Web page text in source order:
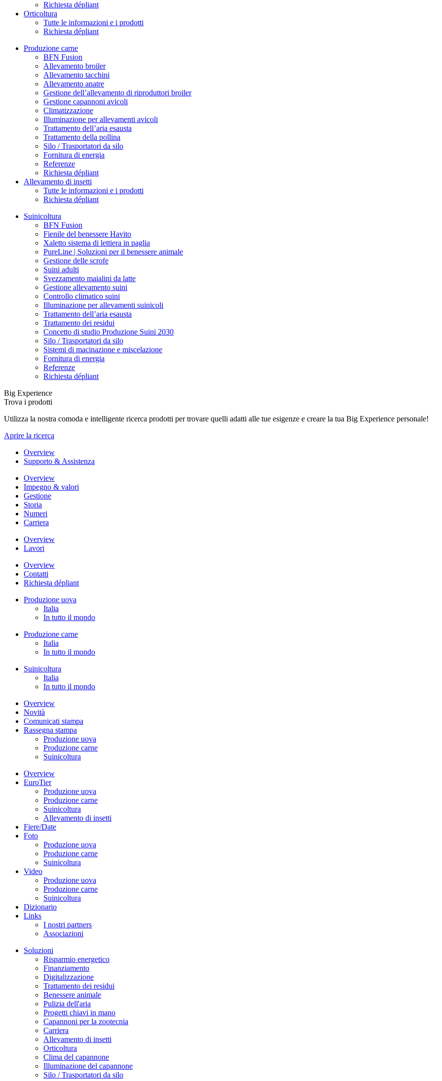
Richiesta dépliant
Orticoltura
Tutte le informazioni e i prodotti
Richiesta dépliant
Produzione carne
BFN Fusion
Allevamento broiler
Allevamento tacchini
Allevamento anatre
Gestione dell’allevamento di riproduttori broiler
Gestione capannoni avicoli
Climatizzazione
Illuminazione per allevamenti avicoli
Trattamento dell’aria esausta
Trattamento della pollina
Silo / Trasportatori da silo
Fornitura di energia
Referenze
Richiesta dépliant
Allevamento di insetti
Tutte le informazioni e i prodotti
Richiesta dépliant
Suinicoltura
BFN Fusion
Fienile del benessere Havito
Xaletto sistema di lettiera in paglia
PureLine | Soluzioni per il benessere animale
Gestione delle scrofe
Suini adulti
Svezzamento maialini da latte
Gestione allevamento suini
Controllo climatico suini
Illuminazione per allevamenti suinicoli
Trattamento dell’aria esausta
Trattamento dei residui
Concetto di studio Produzione Suini 2030
Silo / Trasportatori da silo
Sistemi di macinazione e miscelazione
Fornitura di energia
Referenze
Richiesta dépliant
Big Experience
Trova i prodotti
Utilizza la nostra comoda e intelligente ricerca prodotti per trovare quelli adatti alle tue esigenze e creare la tua Big Experience personale!
Aprire la ricerca
Overview
Supporto & Assistenza
Overview
Impegno & valori
Gestione
Storia
Numeri
Carriera
Overview
Lavori
Overview
Contatti
Richiesta dépliant
Produzione uova
Italia
In tutto il mondo
Produzione carne
Italia
In tutto il mondo
Suinicoltura
Italia
In tutto il mondo
Overview
Novità
Comunicati stampa
Rassegna stampa
Produzione uova
Produzione carne
Suinicoltura
Overview
EuroTier
Produzione uova
Produzione carne
Suinicoltura
Allevamento di insetti
Fiere/Date
Foto
Produzione uova
Produzione carne
Suinicoltura
Video
Produzione uova
Produzione carne
Suinicoltura
Dizionario
Links
I nostri partners
Associazioni
Soluzioni
Risparmio energetico
Finanziamento
Digitalizzazione
Trattamento dei residui
Benessere animale
Pulizia dell'aria
Progetti chiavi in mano
Capannoni per la zootecnia
Carriera
Allevamento di insetti
Orticoltura
Clima del capannone
Illuminazione del capannone
Silo / Trasportatori da silo